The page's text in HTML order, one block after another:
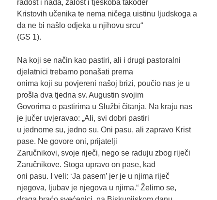
radost i nada, žalost i tjeskoba također
Kristovih učenika te nema ničega uistinu ljudskoga a
da ne bi našlo odjeka u njihovu srcu“
(GS 1).
Na koji se način kao pastiri, ali i drugi pastoralni
djelatnici trebamo ponašati prema
onima koji su povjereni našoj brizi, poučio nas je u
prošla dva tjedna sv. Augustin svojim
Govorima o pastirima u Službi čitanja. Na kraju nas
je jučer uvjeravao: „Ali, svi dobri pastiri
u jednome su, jedno su. Oni pasu, ali zapravo Krist
pase. Ne govore oni, prijatelji
Zaručnikovi, svoje riječi, nego se raduju zbog riječi
Zaručnikove. Stoga upravo on pase, kad
oni pasu. I veli: ‘Ja pasem’ jer je u njima riječ
njegova, ljubav je njegova u njima.“ Želimo se,